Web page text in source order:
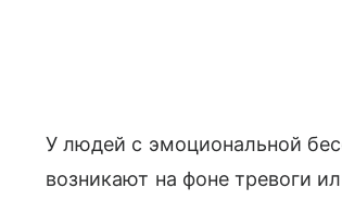
У людей с эмоциональной
возникают на фоне тревоги